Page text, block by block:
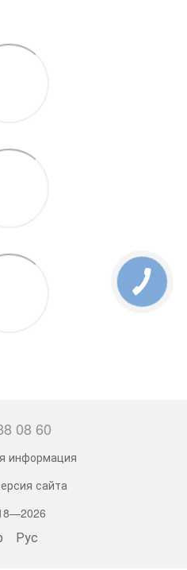
08 60
информация
сайта
Рус